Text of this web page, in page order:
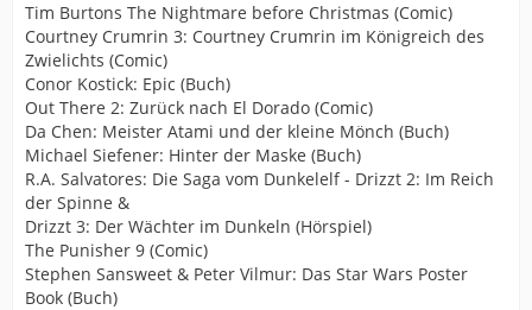
Tim Burtons The Nightmare before Christmas (Comic)
Courtney Crumrin 3: Courtney Crumrin im Königreich des
Zwielichts (Comic)
Conor Kostick: Epic (Buch)
Out There 2: Zurück nach El Dorado (Comic)
Da Chen: Meister Atami und der kleine Mönch (Buch)
Michael Siefener: Hinter der Maske (Buch)
R.A. Salvatores: Die Saga vom Dunkelelf - Drizzt 2: Im Reich
der Spinne &
Drizzt 3: Der Wächter im Dunkeln (Hörspiel)
The Punisher 9 (Comic)
Stephen Sansweet & Peter Vilmur: Das Star Wars Poster
Book (Buch)